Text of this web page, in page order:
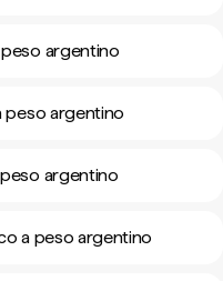
argentino
peso argentino
argentino
a peso argentino